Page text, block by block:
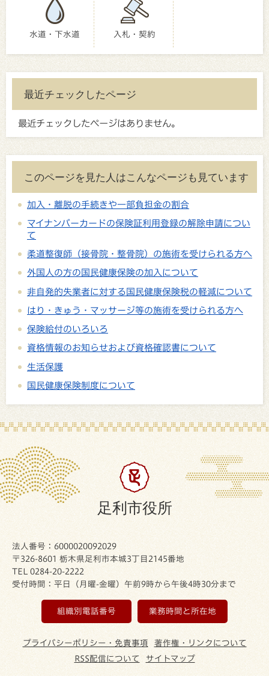
水道・下水道 入札・契約
最近チェックしたページ
最近チェックしたページはありません。
このページを見た人はこんなページも見ています
加入・離脱の手続きや一部負担金の割合
マイナンバーカードの保険証利用登録の解除申請につい
て
柔道整復師（接骨院・整骨院）の施術を受けられる方へ
外国人の方の国民健康保険の加入について
非自発的失業者に対する国民健康保険税の軽減について
はり・きゅう・マッサージ等の施術を受けられる方へ
保険給付のいろいろ
資格情報のお知らせおよび資格確認書について
生活保護
国民健康保険制度について
足利市役所
法人番号：6000020092029
〒326-8601 栃木県足利市本城3丁目2145番地
TEL 0284-20-2222
受付時間：平日（月曜-金曜）午前9時から午後4時30分まで
組織別電話番号 業務時間と所在地
プライバシーポリシー・免責事項
著作権・リンクについて
RSS配信について
サイトマップ